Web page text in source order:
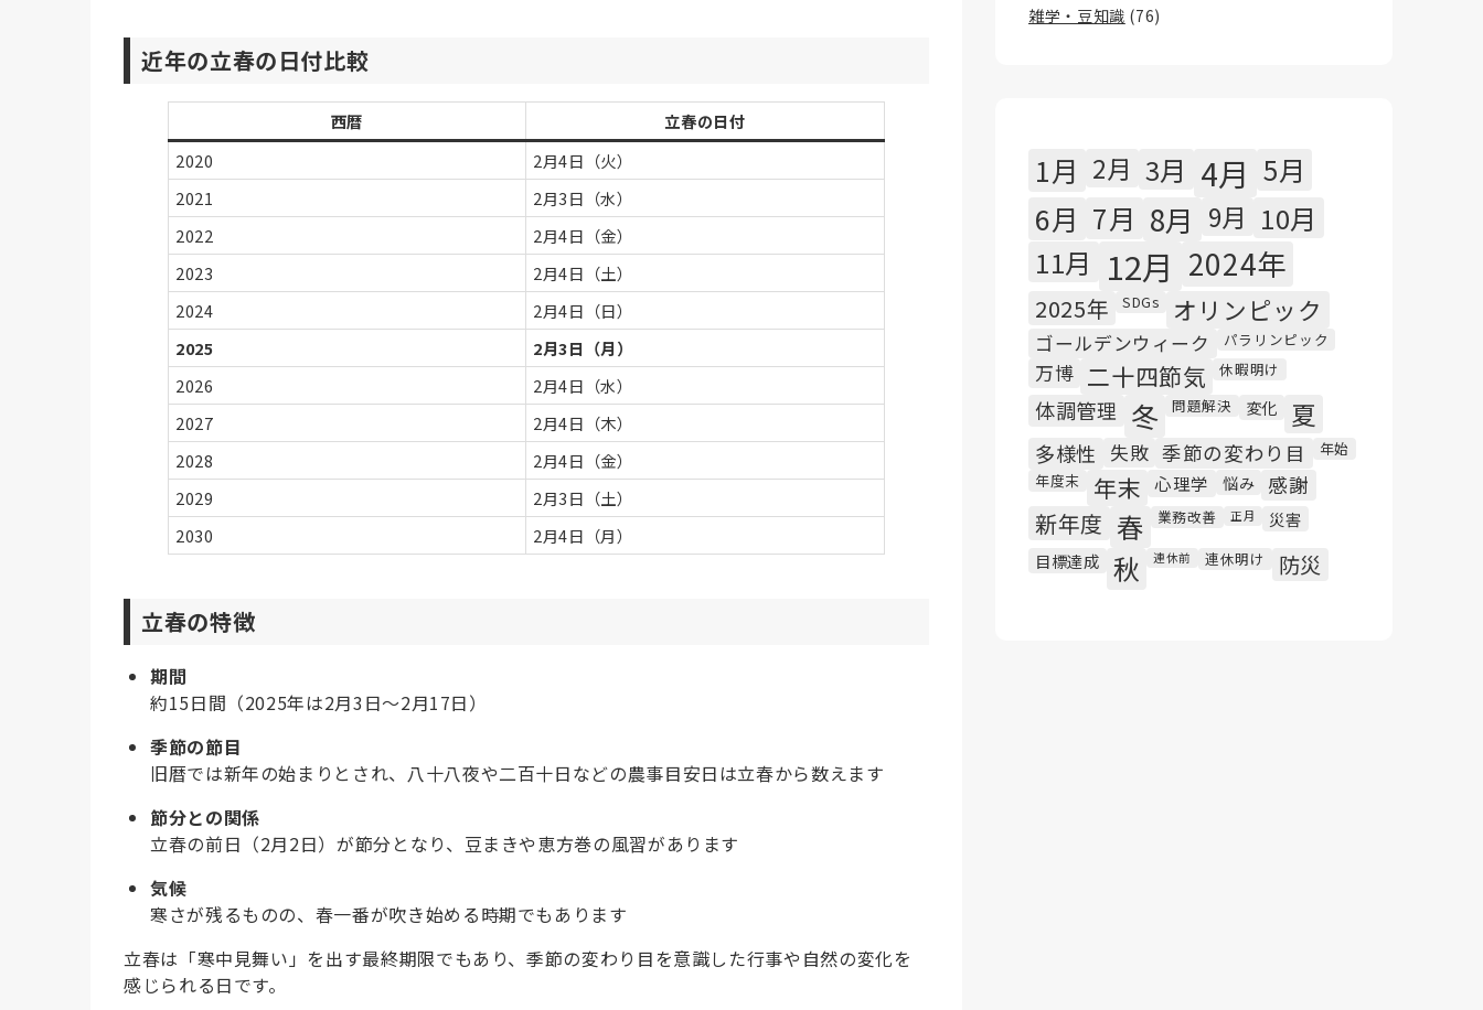
近年の立春の日付比較
西暦
立春の日付
2020
2月4日（火）
2021
2月3日（水）
2022
2月4日（金）
2023
2月4日（土）
2024
2月4日（日）
2025
2月3日（月）
2026
2月4日（水）
2027
2月4日（木）
2028
2月4日（金）
2029
2月3日（土）
2030
2月4日（月）
立春の特徴
期間
約15日間（2025年は2月3日～2月17日）
季節の節目
旧暦では新年の始まりとされ、八十八夜や二百十日などの農事目安日は立春から数えます
節分との関係
立春の前日（2月2日）が節分となり、豆まきや恵方巻の風習があります
気候
寒さが残るものの、春一番が吹き始める時期でもあります
立春は「寒中見舞い」を出す最終期限でもあり、季節の変わり目を意識した行事や自然の変化を
感じられる日です。
雑学・豆知識 (76)
1月 2月 3月 4月 5月
6月 7月 8月 9月 10月
11月 12月 2024年
2025年 SDGs オリンピック
ゴールデンウィーク パラリンピック
万博 二十四節気 休暇明け
体調管理 冬 問題解決 変化 夏
多様性 失敗 季節の変わり目
年始
年度末
年末 心理学 悩み 感謝
新年度 春 業務改善 正月
災害
目標達成
秋 連休前 連休明け 防災